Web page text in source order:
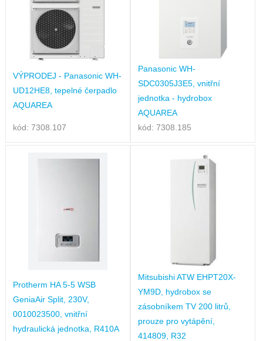
VÝPRODEJ - Panasonic WH-
UD12HE8, tepelné čerpadlo
AQUAREA
kód: 7308.107
Panasonic WH-
SDC0305J3E5, vnitřní
jednotka - hydrobox
AQUAREA
kód: 7308.185
Protherm HA 5-5 WSB
GeniaAir Split, 230V,
0010023500, vnitřní
hydraulická jednotka, R410A
Mitsubishi ATW EHPT20X-
YM9D, hydrobox se
zásobníkem TV 200 litrů,
prouze pro vytápění,
414809, R32